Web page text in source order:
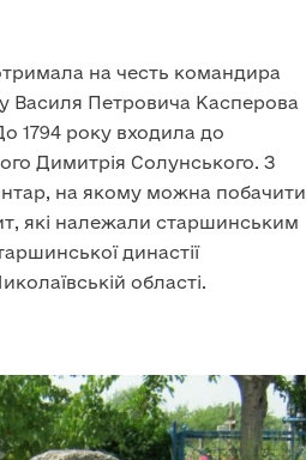
на честь командира
Василя Петровича Касперова
1794 року входила до
Димитрія Солунського. З
на якому можна побачити
які належали старшинським
династії
області.